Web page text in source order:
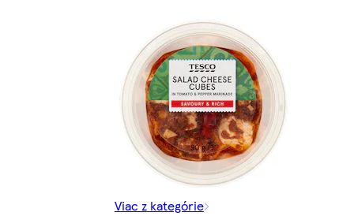
Viac z kategórie